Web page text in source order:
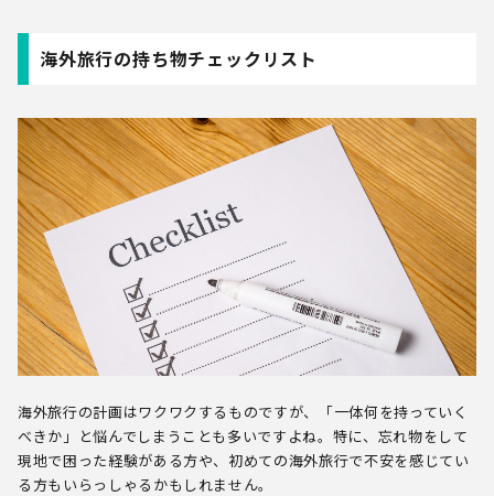
海外旅行の持ち物チェックリスト
海外旅行の計画はワクワクするものですが、「一体何を持っていく
べきか」と悩んでしまうことも多いですよね。特に、忘れ物をして
現地で困った経験がある方や、初めての海外旅行で不安を感じてい
る方もいらっしゃるかもしれません。